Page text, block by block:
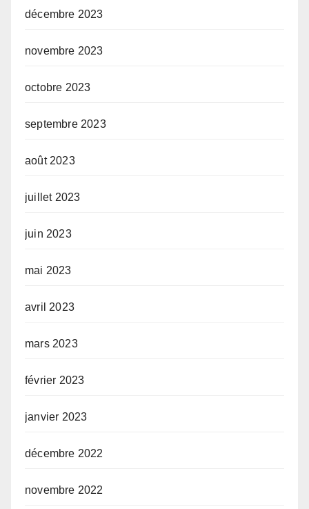
décembre 2023
novembre 2023
octobre 2023
septembre 2023
août 2023
juillet 2023
juin 2023
mai 2023
avril 2023
mars 2023
février 2023
janvier 2023
décembre 2022
novembre 2022